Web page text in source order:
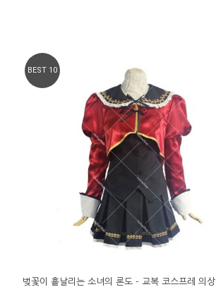
BEST 10
벚꽃이 흩날리는 소녀의 론도 - 교복 코스프레 의상